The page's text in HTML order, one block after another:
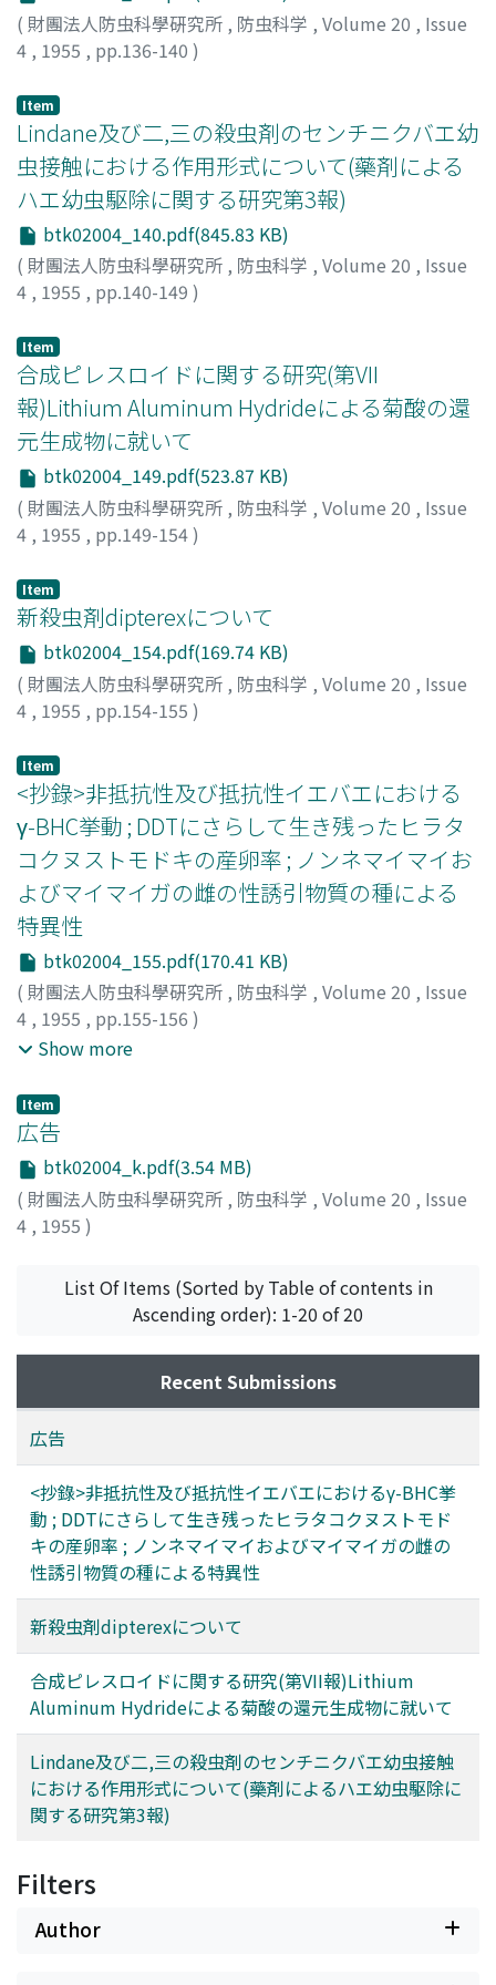
( 財團法人防虫科學硏究所 , 防虫科学 , Volume 20 , Issue
4 , 1955 , pp.136-140 )
ウエ, ユウゾウ
Item
Lindane及び二,三の殺虫剤のセンチニクバエ幼
虫接触における作用形式について(藥剤による
ハエ幼虫駆除に関する研究第3報)
btk02004_140.pdf(845.83 KB)
( 財團法人防虫科學硏究所 , 防虫科学 , Volume 20 , Issue
4 , 1955 , pp.140-149 )
Teruhiko
Item
合成ピレスロイドに関する研究(第VII
報)Lithium Aluminum Hydrideによる菊酸の還
元生成物に就いて
btk02004_149.pdf(523.87 KB)
( 財團法人防虫科學硏究所 , 防虫科学 , Volume 20 , Issue
4 , 1955 , pp.149-154)
ウエ, ユウゾウ
Item
新殺虫剤dipterexについて
btk02004_154.pdf(169.74 KB)
( 財團法人防虫科學硏究所 , 防虫科学 , Volume 20 , Issue
4 , 1955 , pp.154-155 )
Item
<抄錄>非抵抗性及び抵抗性イエバエにおける
γ-BHC挙動 ; DDTにさらして生き残ったヒラタ
コクヌストモドキの産卵率 ; ノンネマイマイお
よびマイマイガの雌の性誘引物質の種による
特異性
btk02004_155.pdf(170.41 KB)
( 財團法人防虫科學硏究所 , 防虫科学 , Volume 20 , Issue
4 , 1955 , pp.155-156 )
浜田, 昌之;前田, 理
サトシ
Show more
Item
広告
btk02004_k.pdf(3.54 MB)
( 財團法人防虫科學硏究所 , 防虫科学 , Volume 20 , Issue
4 , 1955 )
List Of Items (Sorted by Table of contents in
Ascending order): 1-20 of 20
Recent Submissions
広告
<抄錄>非抵抗性及び抵抗性イエバエにおけるγ-BHC挙
動 ; DDTにさらして生き残ったヒラタコクヌストモド
キの産卵率 ; ノンネマイマイおよびマイマイガの雌の
性誘引物質の種による特異性
新殺虫剤dipterexについて
合成ピレスロイドに関する研究(第VII報)Lithium
Aluminum Hydrideによる菊酸の還元生成物に就いて
Lindane及び二,三の殺虫剤のセンチニクバエ幼虫接触
における作用形式について(藥剤によるハエ幼虫駆除に
関する研究第3報)
Filters
Author